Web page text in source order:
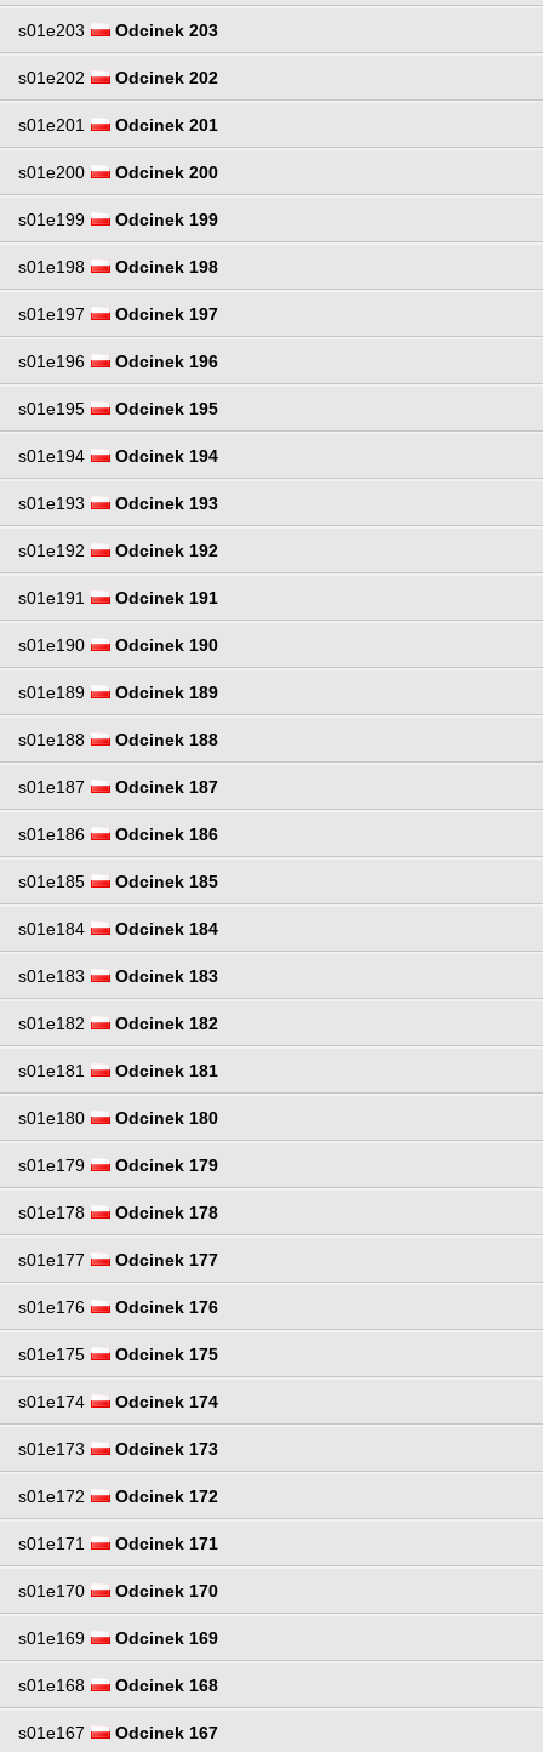
s01e203 Odcinek 203
s01e202 Odcinek 202
s01e201 Odcinek 201
s01e200 Odcinek 200
s01e199 Odcinek 199
s01e198 Odcinek 198
s01e197 Odcinek 197
s01e196 Odcinek 196
s01e195 Odcinek 195
s01e194 Odcinek 194
s01e193 Odcinek 193
s01e192 Odcinek 192
s01e191 Odcinek 191
s01e190 Odcinek 190
s01e189 Odcinek 189
s01e188 Odcinek 188
s01e187 Odcinek 187
s01e186 Odcinek 186
s01e185 Odcinek 185
s01e184 Odcinek 184
s01e183 Odcinek 183
s01e182 Odcinek 182
s01e181 Odcinek 181
s01e180 Odcinek 180
s01e179 Odcinek 179
s01e178 Odcinek 178
s01e177 Odcinek 177
s01e176 Odcinek 176
s01e175 Odcinek 175
s01e174 Odcinek 174
s01e173 Odcinek 173
s01e172 Odcinek 172
s01e171 Odcinek 171
s01e170 Odcinek 170
s01e169 Odcinek 169
s01e168 Odcinek 168
s01e167 Odcinek 167